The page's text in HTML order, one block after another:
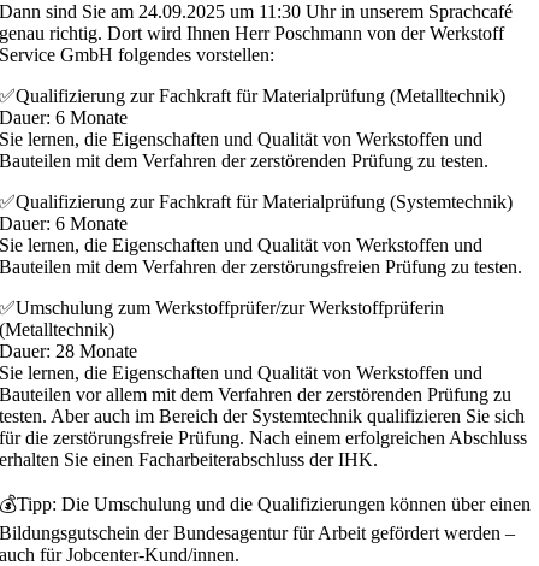
Dann sind Sie am 24.09.2025 um 11:30 Uhr in unserem Sprachcafé
genau richtig. Dort wird Ihnen Herr Poschmann von der Werkstoff
Service GmbH folgendes vorstellen:
✅Qualifizierung zur Fachkraft für Materialprüfung (Metalltechnik)
Dauer: 6 Monate
Sie lernen, die Eigenschaften und Qualität von Werkstoffen und
Bauteilen mit dem Verfahren der zerstörenden Prüfung zu testen.
✅Qualifizierung zur Fachkraft für Materialprüfung (Systemtechnik)
Dauer: 6 Monate
Sie lernen, die Eigenschaften und Qualität von Werkstoffen und
Bauteilen mit dem Verfahren der zerstörungsfreien Prüfung zu testen.
✅Umschulung zum Werkstoffprüfer/zur Werkstoffprüferin
(Metalltechnik)
Dauer: 28 Monate
Sie lernen, die Eigenschaften und Qualität von Werkstoffen und
Bauteilen vor allem mit dem Verfahren der zerstörenden Prüfung zu
testen. Aber auch im Bereich der Systemtechnik qualifizieren Sie sich
für die zerstörungsfreie Prüfung. Nach einem erfolgreichen Abschluss
erhalten Sie einen Facharbeiterabschluss der IHK.
💰Tipp: Die Umschulung und die Qualifizierungen können über einen
Bildungsgutschein der Bundesagentur für Arbeit gefördert werden –
auch für Jobcenter-Kund/innen.